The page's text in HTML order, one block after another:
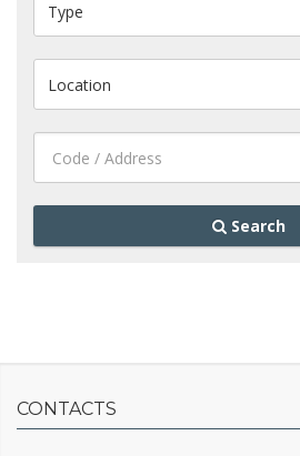
Type
Location
Search
CONTACTS